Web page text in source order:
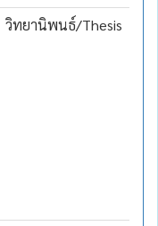
วิทยานิพนธ์/Thesis